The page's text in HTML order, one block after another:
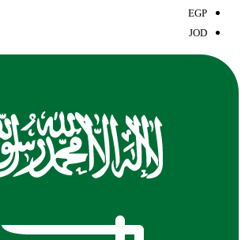
EGP
JOD